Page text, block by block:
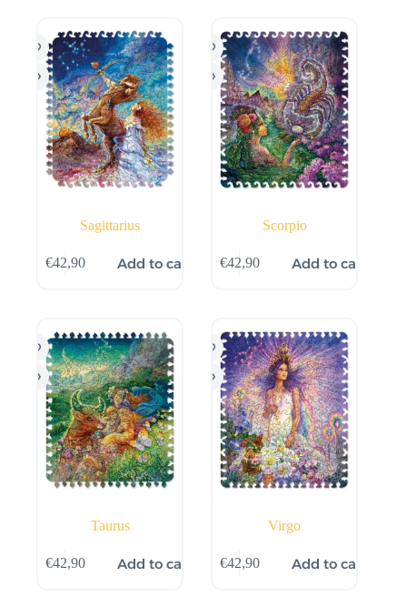
Sagittarius
€42,90 Add to cart
Scorpio
€42,90 Add to cart
Taurus
€42,90 Add to cart
Virgo
€42,90 Add to cart